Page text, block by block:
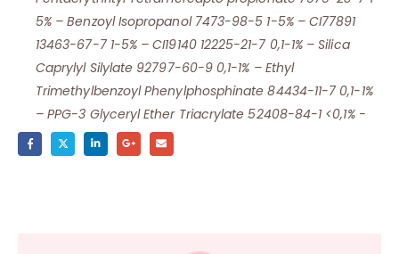
5% – Benzoyl Isopropanol 7473-98-5 1-5% – CI77891
13463-67-7 1-5% – CI19140 12225-21-7 0,1-1% – Silica
Caprylyl Silylate 92797-60-9 0,1-1% – Ethyl
Trimethylbenzoyl Phenylphosphinate 84434-11-7 0,1-1%
– PPG-3 Glyceryl Ether Triacrylate 52408-84-1 <0,1% -